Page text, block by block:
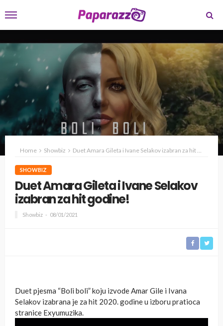
Home Showbiz Duet Amara Gileta i Ivane Selakov izabran za hit godine!
SHOWBIZ
Duet Amara Gileta i Ivane Selakov
izabran za hit godine!
Showbiz 08/01/2021
Duet pjesma “Boli boli” koju izvode Amar Gile i Ivana
Selakov izabrana je za hit 2020. godine u izboru pratioca
stranice Exyumuzika.